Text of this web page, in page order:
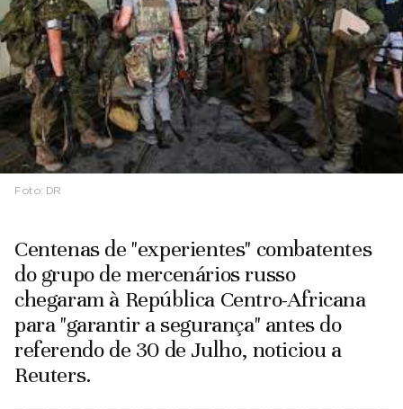
Foto: DR
Centenas de "experientes" combatentes
do grupo de mercenários russo
chegaram à República Centro-Africana
para "garantir a segurança" antes do
referendo de 30 de Julho, noticiou a
Reuters.